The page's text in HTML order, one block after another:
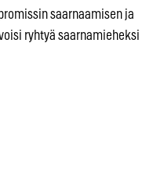
saarnaamisen ja
ryhtyä saarnamieheksi